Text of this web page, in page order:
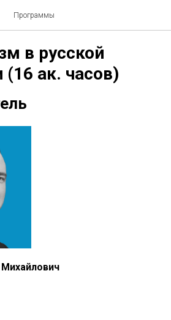
Программы
в русской
ак. часов)